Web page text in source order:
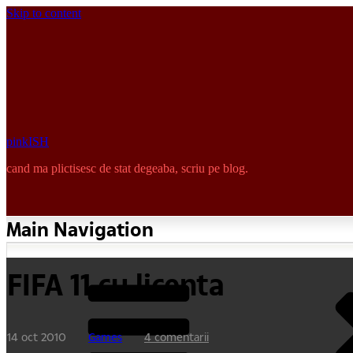
Skip to content
pinkISH
cand ma plictisesc de stat degeaba, scriu pe blog.
Main Navigation
FIFA 11 cu licenta
14 oct 2010 Games 4 comentarii